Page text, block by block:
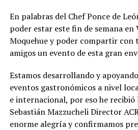
En palabras del Chef Ponce de
poder estar este fin de semana en
Moquehue y poder compartir con
amigos un evento de esta gran
Estamos desarrollando y
eventos gastronómicos a nivel
e internacional, por eso he
Sebastián Mazzucheli Director
enorme alegría y confirmamos